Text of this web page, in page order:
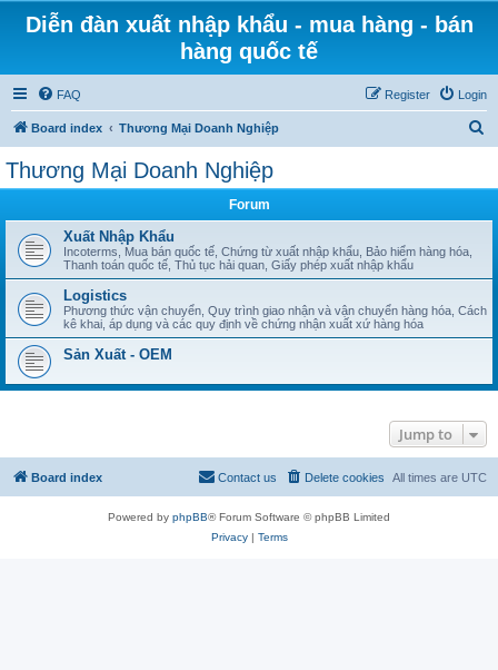
Diễn đàn xuất nhập khẩu - mua hàng - bán
hàng quốc tế
FAQ Login
Register
Board index Thương Mại Doanh Nghiệp
Thương Mại Doanh Nghiệp
Forum
Xuất Nhập Khẩu
Incoterms, Mua bán quốc tế, Chứng từ xuất nhập khẩu, Bảo hiểm hàng hóa,
Thanh toán quốc tế, Thủ tục hải quan, Giấy phép xuất nhập khẩu
Logistics
Phương thức vận chuyển, Quy trình giao nhận và vận chuyển hàng hóa, Cách
kê khai, áp dụng và các quy định về chứng nhận xuất xứ hàng hóa
Sản Xuất - OEM
Jump to
Board index All times are UTC
Delete cookies
Contact us
Powered by phpBB® Forum Software © phpBB Limited
Privacy| Terms